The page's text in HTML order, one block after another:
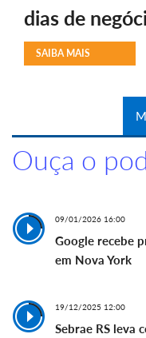
dias de
SAIBA MAIS
Ouça o
09/01/2026 16:00
Google recebe
em Nova York
19/12/2025 12:00
Sebrae RS leva